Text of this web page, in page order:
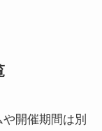
開催期間は別